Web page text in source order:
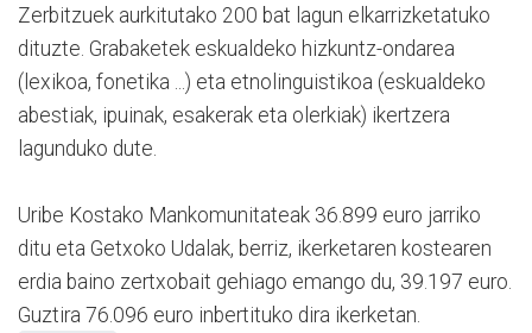
Zerbitzuek aurkitutako 200 bat lagun elkarrizketatuko
dituzte. Grabaketek eskualdeko hizkuntz-ondarea
(lexikoa, fonetika ...) eta etnolinguistikoa (eskualdeko
abestiak, ipuinak, esakerak eta olerkiak) ikertzera
lagunduko dute.
Uribe Kostako Mankomunitateak 36.899 euro jarriko
ditu eta Getxoko Udalak, berriz, ikerketaren kostearen
erdia baino zertxobait gehiago emango du, 39.197 euro.
Guztira 76.096 euro inbertituko dira ikerketan.